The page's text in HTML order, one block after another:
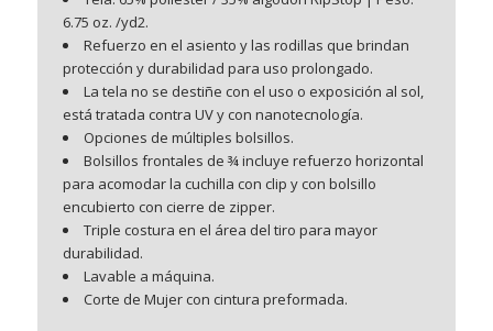
6.75 oz. /yd2.
Refuerzo en el asiento y las rodillas que brindan
protección y durabilidad para uso prolongado.
La tela no se destiñe con el uso o exposición al sol,
está tratada contra UV y con nanotecnología.
Opciones de múltiples bolsillos.
Bolsillos frontales de ¾ incluye refuerzo horizontal
para acomodar la cuchilla con clip y con bolsillo
encubierto con cierre de zipper.
Triple costura en el área del tiro para mayor
durabilidad.
Lavable a máquina.
Corte de Mujer con cintura preformada.